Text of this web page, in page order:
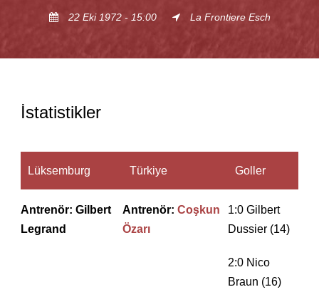
22 Eki 1972 - 15:00 La Frontiere Esch
İstatistikler
Lüksemburg Türkiye Goller
Antrenör: Gilbert
Legrand
Antrenör: Coşkun
Özarı
1:0 Gilbert
Dussier (14)
2:0 Nico
Braun (16)